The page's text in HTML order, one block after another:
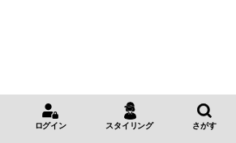
ログイン スタイリング さがす